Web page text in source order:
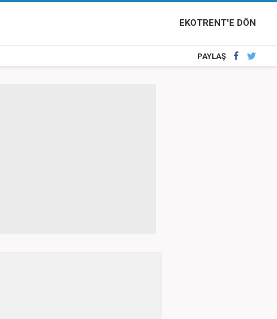
EKOTRENT'E DÖN
PAYLAŞ